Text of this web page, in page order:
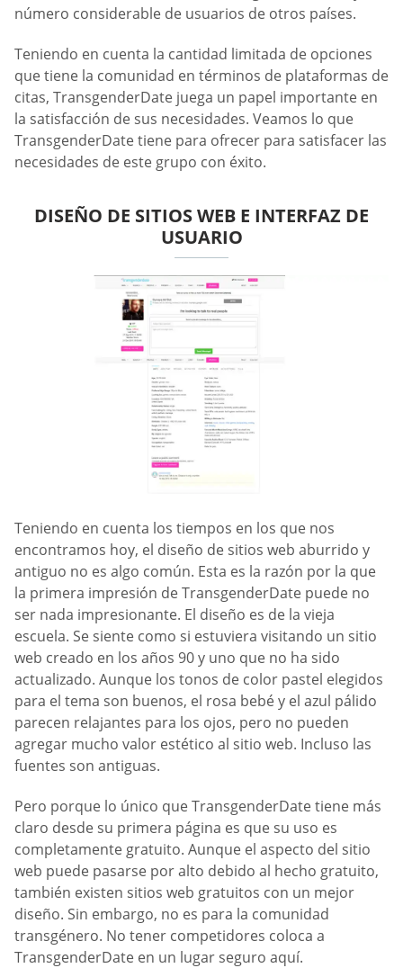
número considerable de usuarios de otros países.
Teniendo en cuenta la cantidad limitada de opciones
que tiene la comunidad en términos de plataformas de
citas, TransgenderDate juega un papel importante en
la satisfacción de sus necesidades. Veamos lo que
TransgenderDate tiene para ofrecer para satisfacer las
necesidades de este grupo con éxito.
DISEÑO DE SITIOS WEB E INTERFAZ DE
USUARIO
Teniendo en cuenta los tiempos en los que nos
encontramos hoy, el diseño de sitios web aburrido y
antiguo no es algo común. Esta es la razón por la que
la primera impresión de TransgenderDate puede no
ser nada impresionante. El diseño es de la vieja
escuela. Se siente como si estuviera visitando un sitio
web creado en los años 90 y uno que no ha sido
actualizado. Aunque los tonos de color pastel elegidos
para el tema son buenos, el rosa bebé y el azul pálido
parecen relajantes para los ojos, pero no pueden
agregar mucho valor estético al sitio web. Incluso las
fuentes son antiguas.
Pero porque lo único que TransgenderDate tiene más
claro desde su primera página es que su uso es
completamente gratuito. Aunque el aspecto del sitio
web puede pasarse por alto debido al hecho gratuito,
también existen sitios web gratuitos con un mejor
diseño. Sin embargo, no es para la comunidad
transgénero. No tener competidores coloca a
TransgenderDate en un lugar seguro aquí.